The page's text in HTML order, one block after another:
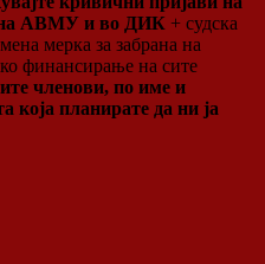
на АВМУ и во ДИК + судска
мерка за забрана на
финансирање на сите
членови, по име и
која планирате да ни ја